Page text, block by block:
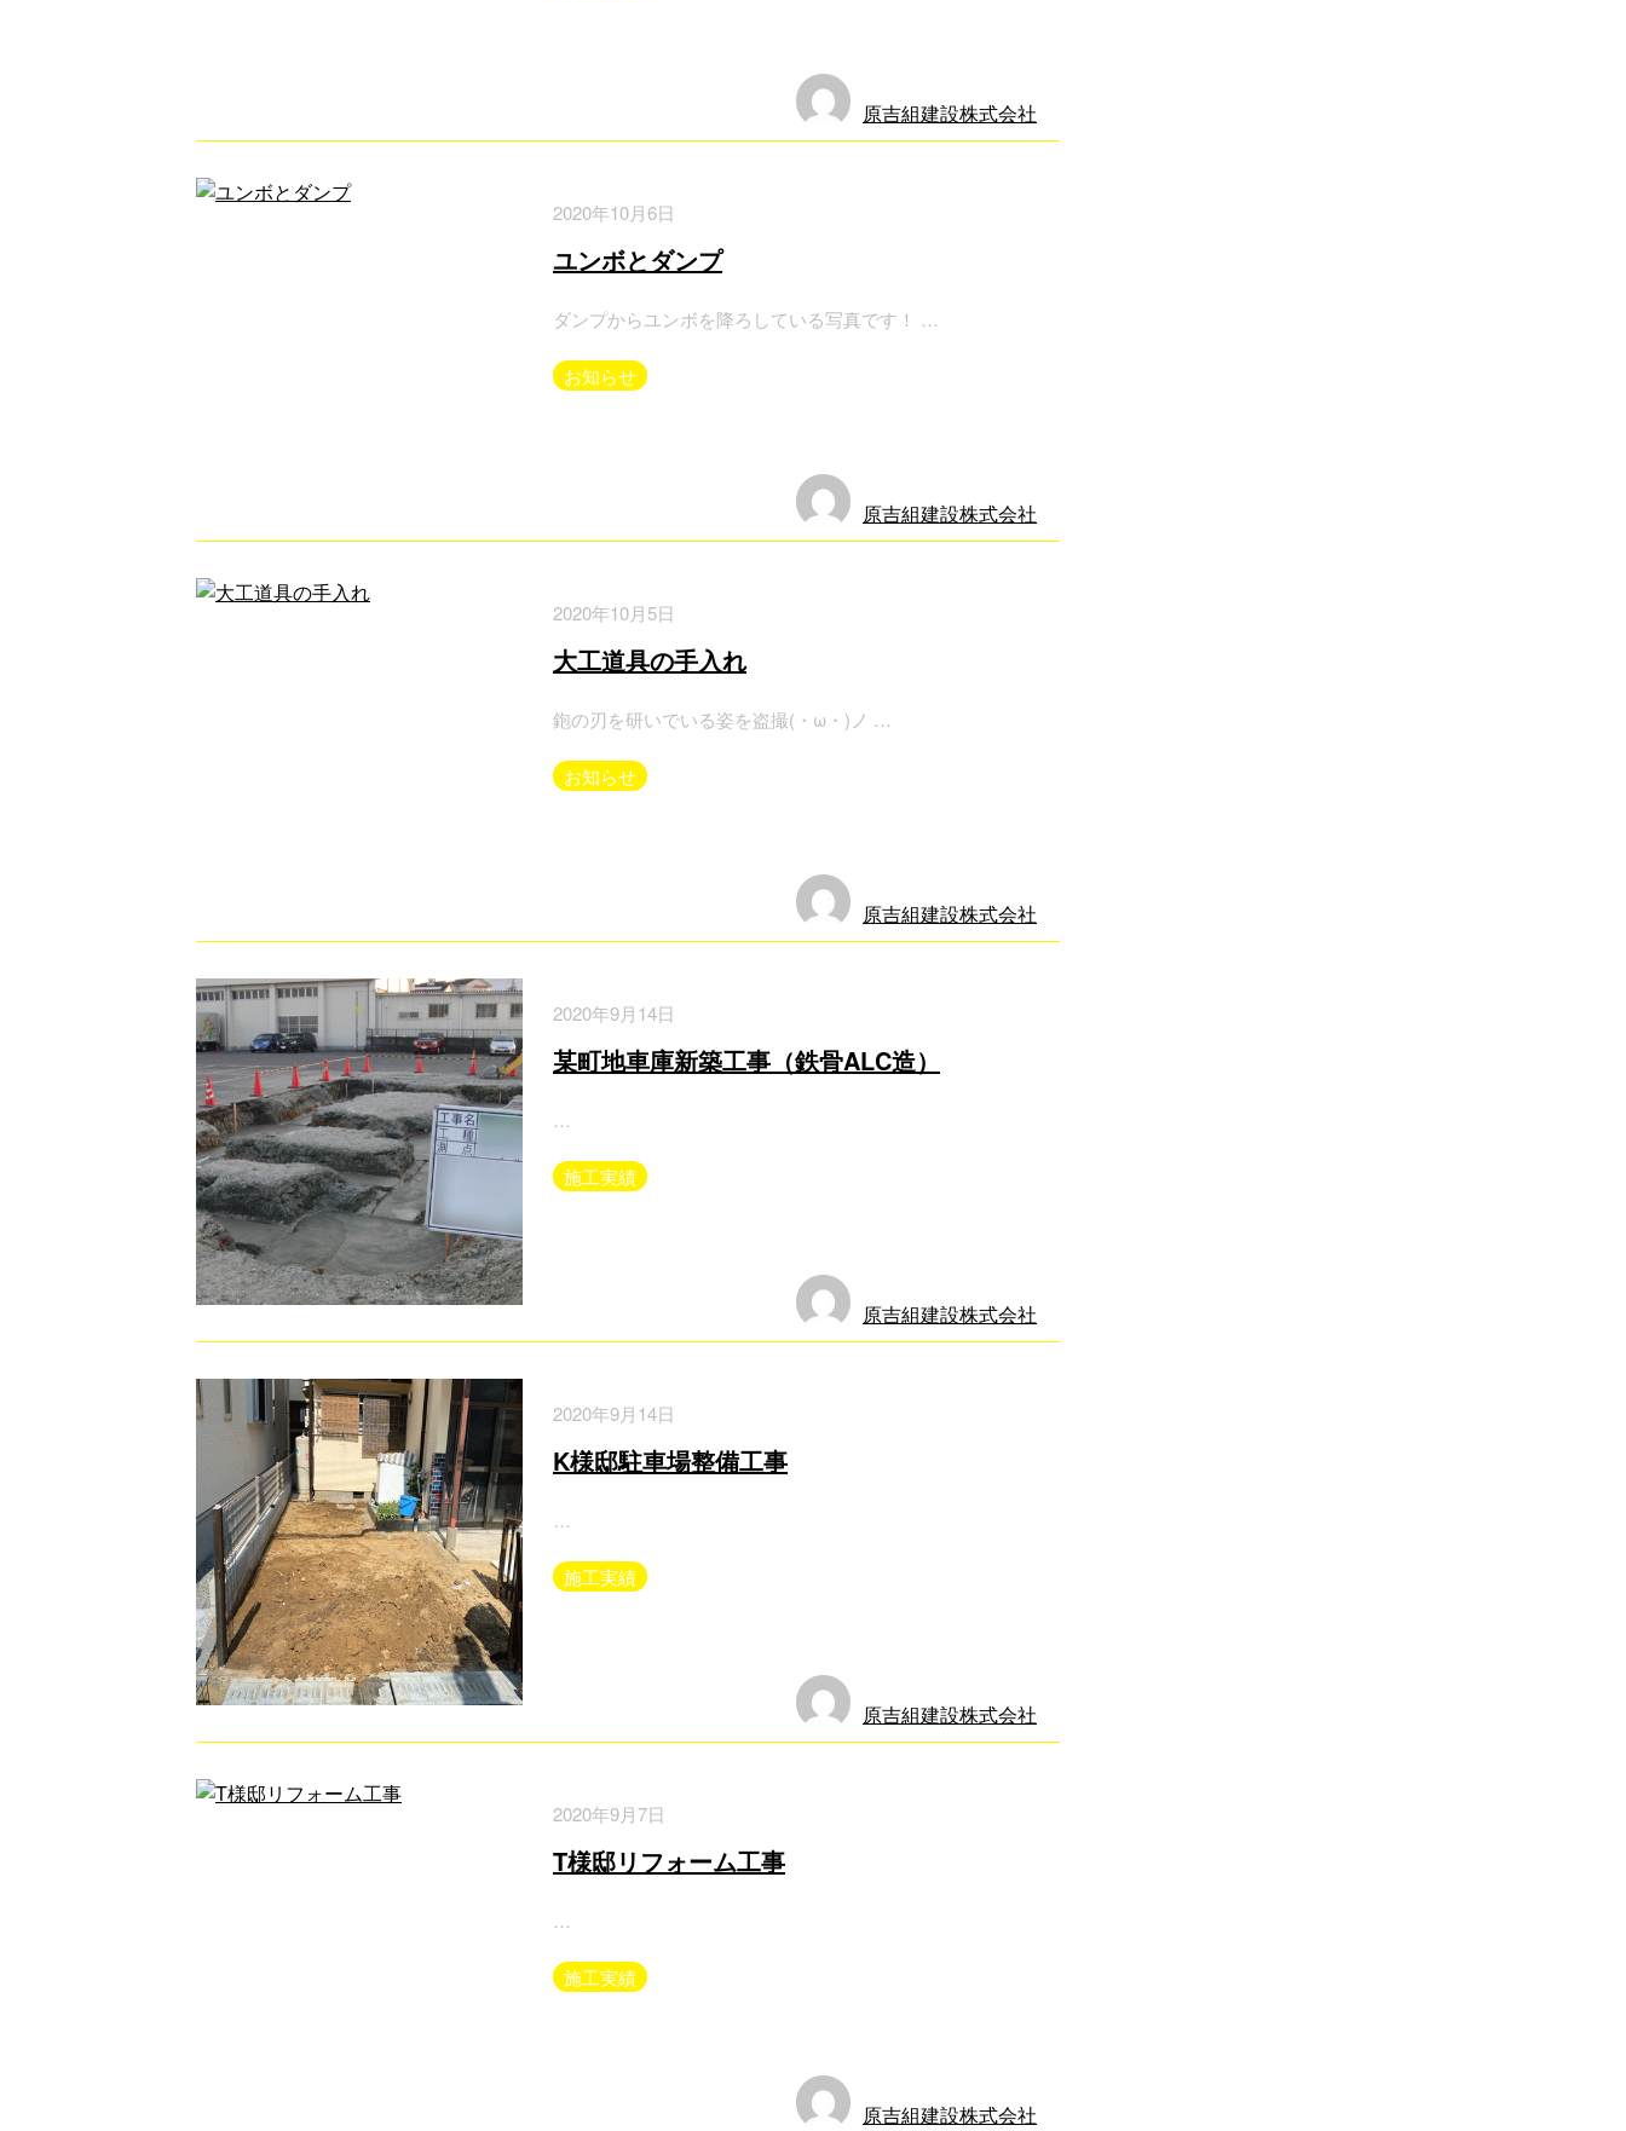
原吉組建設株式会社
2020年10月6日
ユンボとダンプ
ダンプからユンボを降ろしている写真です！ …
原吉組建設株式会社
お知らせ
2020年10月5日
大工道具の手入れ
鉋の刃を研いでいる姿を盗撮(・ω・)ノ …
原吉組建設株式会社
お知らせ
2020年9月14日
某町地車庫新築工事（鉄骨ALC造）
…
原吉組建設株式会社
施工実績
2020年9月14日
K様邸駐車場整備工事
…
原吉組建設株式会社
施工実績
2020年9月7日
T様邸リフォーム工事
…
原吉組建設株式会社
施工実績